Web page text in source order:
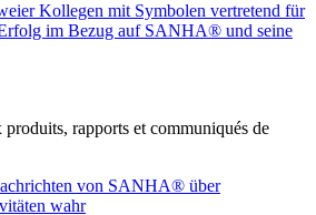
produits, rapports et communiqués de